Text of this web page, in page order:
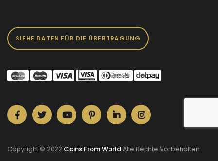
Copyright © 2022 Coins From WorldAlle Rechte Vorbehalten
SIEHE DATEN FÜR DIE ÜBERTRAGUNG